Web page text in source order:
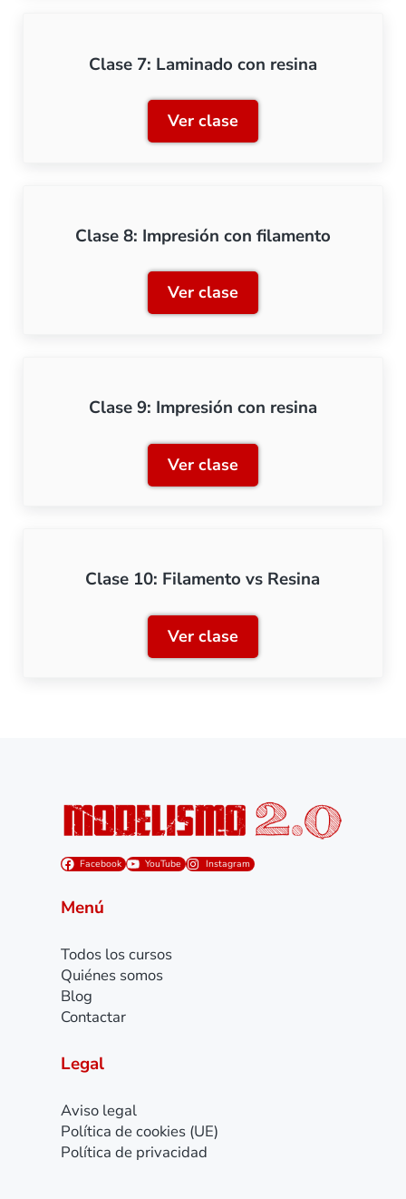
Clase 7: Laminado con resina
Ver claseClase 7: Laminado con
Clase 8: Impresión con filamento
Ver claseClase 8: Impresión con
Clase 9: Impresión con resina
Ver claseClase 9: Impresión con
Clase 10: Filamento vs Resina
Ver claseClase 10: Filamento vs
Facebook YouTube Instagram
Menú
Todos los cursos
Quiénes somos
Blog
Contactar
Legal
Aviso legal
Política de cookies (UE)
Política de privacidad